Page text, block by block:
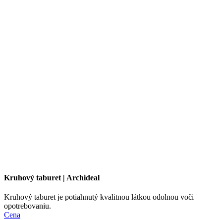
Kruhový taburet | Archideal
Kruhový taburet je potiahnutý kvalitnou látkou odolnou voči
opotrebovaniu.
Cena